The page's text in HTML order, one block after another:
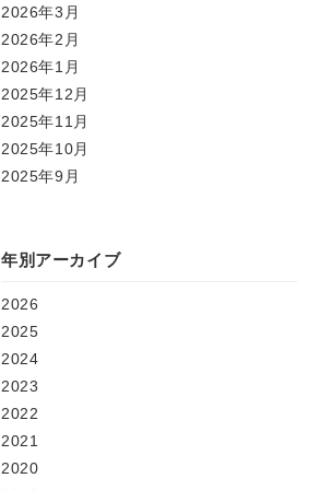
2026年3月
2026年2月
2026年1月
2025年12月
2025年11月
2025年10月
2025年9月
年別アーカイブ
2026
2025
2024
2023
2022
2021
2020